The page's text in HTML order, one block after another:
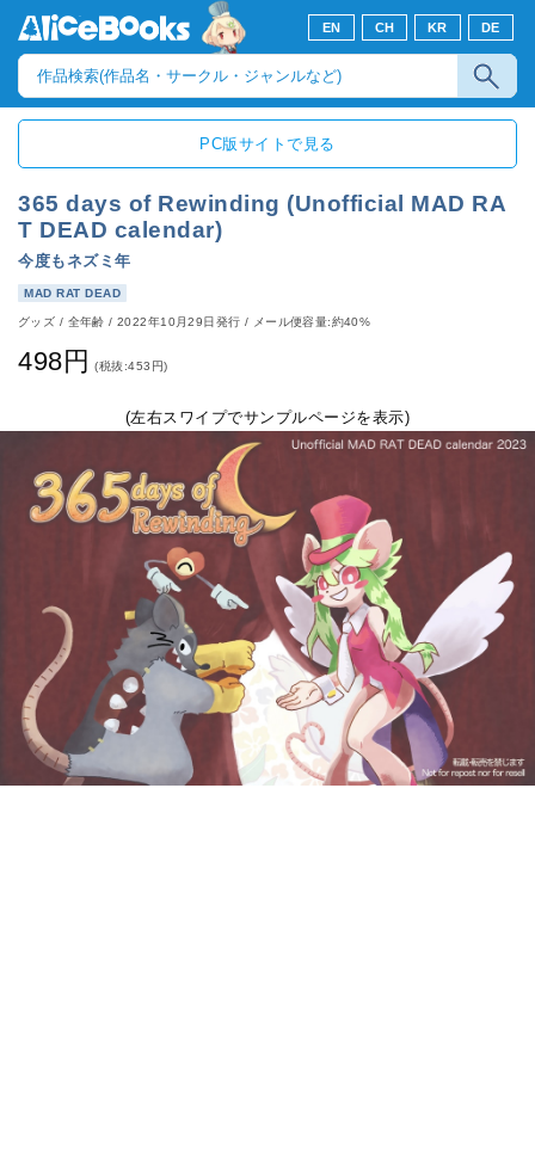
EN CH KR DE
PC版サイトで見る
365 days of Rewinding (Unofficial MAD RA
T DEAD calendar)
今度もネズミ年
MAD RAT DEAD
グッズ / 全年齢/2022年10月29日発行 / メール便容量:約40%
498円 (税抜:453円)
(左右スワイプでサンプルページを表示)